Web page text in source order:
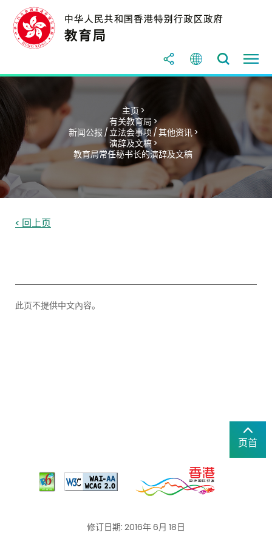
主页 >
有关教育局 >
新闻公报 / 立法会事项 / 其他资讯 >
演辞及文稿 >
教育局常任秘书长的演辞及文稿
< 回上页
此页不提供中文內容。
页首
修订日期: 2016年 6月 18日